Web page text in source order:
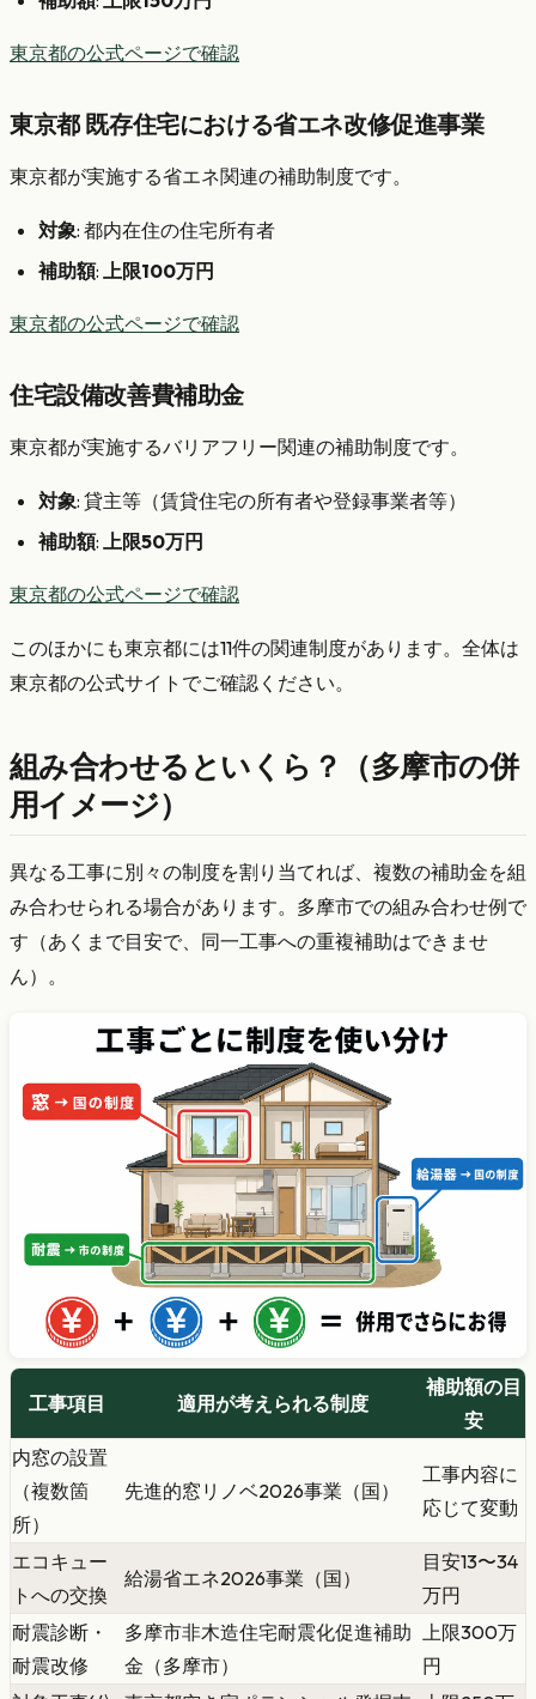
東京都の公式ページで確認
東京都 既存住宅における省エネ改修促進事業
東京都が実施する省エネ関連の補助制度です。
対象: 都内在住の住宅所有者
補助額: 上限100万円
東京都の公式ページで確認
住宅設備改善費補助金
東京都が実施するバリアフリー関連の補助制度です。
対象: 貸主等（賃貸住宅の所有者や登録事業者等）
補助額: 上限50万円
東京都の公式ページで確認
このほかにも東京都には11件の関連制度があります。全体は
東京都の公式サイトでご確認ください。
組み合わせるといくら？（多摩市の併
用イメージ）
異なる工事に別々の制度を割り当てれば、複数の補助金を組
み合わせられる場合があります。多摩市での組み合わせ例で
す（あくまで目安で、同一工事への重複補助はできませ
ん）。
工事項目 適用が考えられる制度
補助額の目
安
内窓の設置
（複数箇
所）
先進的窓リノベ2026事業（国）
工事内容に
応じて変動
エコキュー
トへの交換
給湯省エネ2026事業（国）
目安13〜34
万円
耐震診断・
耐震改修
多摩市非木造住宅耐震化促進補助
金（多摩市）
上限300万
円